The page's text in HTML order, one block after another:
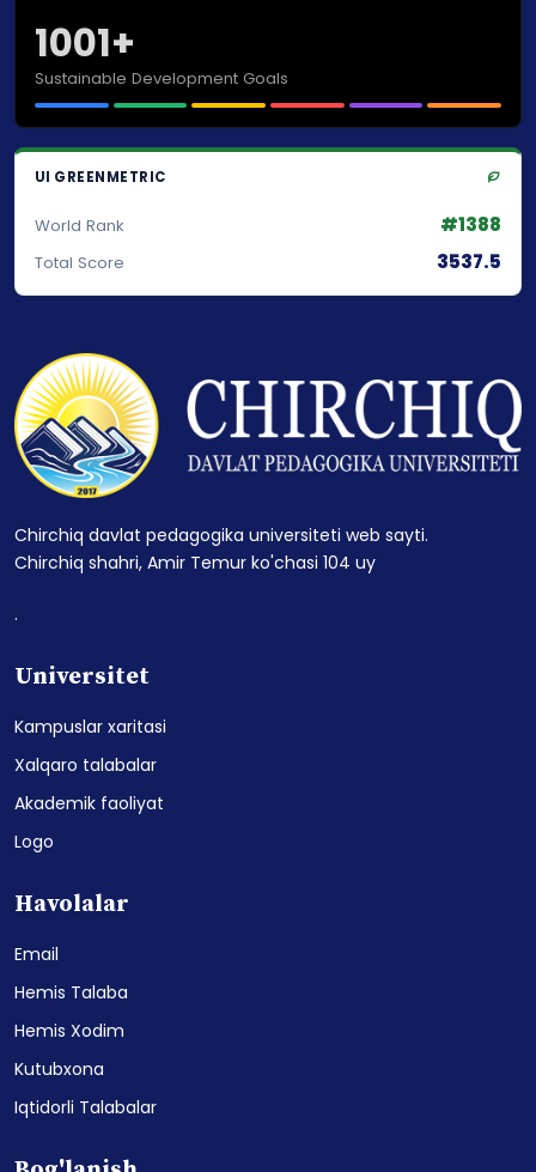
1001+
Sustainable Development Goals
UI GREENMETRIC
World Rank #1388
Total Score 3537.5
Chirchiq davlat pedagogika universiteti web sayti.
Chirchiq shahri, Amir Temur ko'chasi 104 uy
.
Universitet
Kampuslar xaritasi
Xalqaro talabalar
Akademik faoliyat
Logo
Havolalar
Email
Hemis Talaba
Hemis Xodim
Kutubxona
Iqtidorli Talabalar